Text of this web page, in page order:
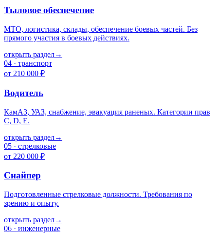
Тыловое обеспечение
МТО, логистика, склады, обеспечение боевых частей. Без
прямого участия в боевых действиях.
открыть раздел→
04 · транспорт
от 210 000 ₽
Водитель
КамАЗ, УАЗ, снабжение, эвакуация раненых. Категории прав
C, D, E.
открыть раздел→
05 · стрелковые
от 220 000 ₽
Снайпер
Подготовленные стрелковые должности. Требования по
зрению и опыту.
открыть раздел→
06 · инженерные